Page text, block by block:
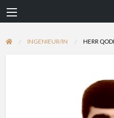
INGENIEUR/IN HERR